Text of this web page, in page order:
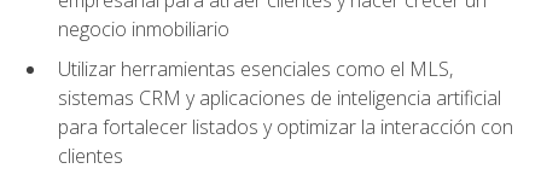
negocio inmobiliario
Utilizar herramientas esenciales como el MLS,
sistemas CRM y aplicaciones de inteligencia artificial
para fortalecer listados y optimizar la interacción con
clientes